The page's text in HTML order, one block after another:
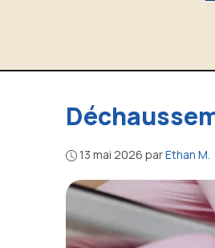
13 mai 2026 parEthan M.